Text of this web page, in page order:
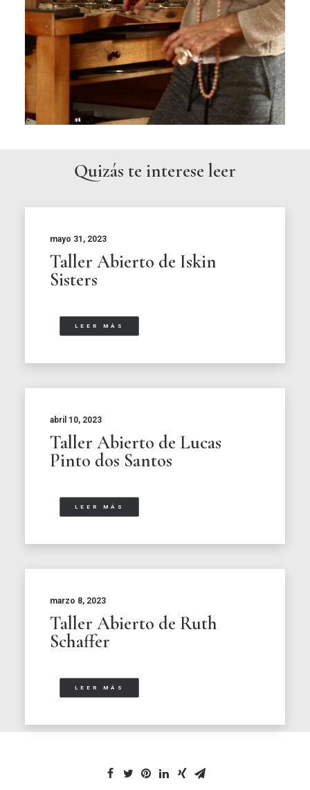
Quizás te interese leer
mayo 31, 2023
Taller Abierto de Iskin
Sisters
LEER MÁS
abril 10, 2023
Taller Abierto de Lucas
Pinto dos Santos
LEER MÁS
marzo 8, 2023
Taller Abierto de Ruth
Schaffer
LEER MÁS